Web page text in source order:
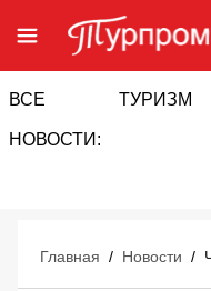
ВСЕ
НОВОСТИ:
ТУРИЗМ
Главная / Новости /